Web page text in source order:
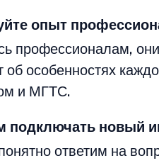
опыт
профессионалам,
об особенностях
и МГТС.
подключать новый
ответим на